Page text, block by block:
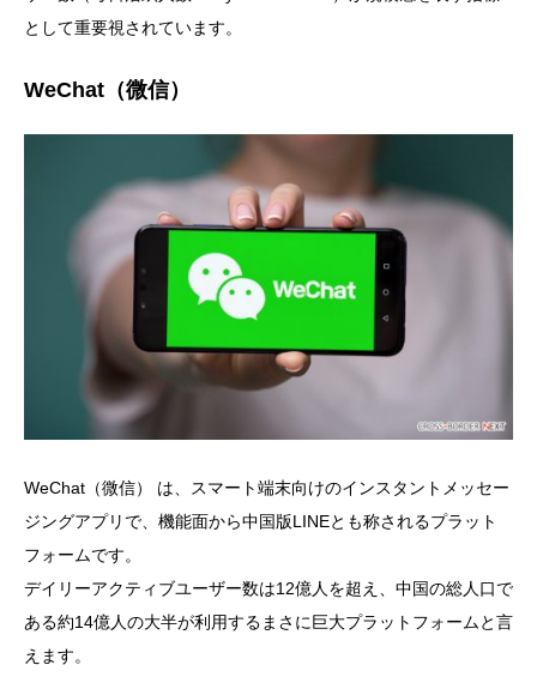
として重要視されています。
WeChat（微信）
WeChat（微信） は、スマート端末向けのインスタントメッセー
ジングアプリで、機能面から中国版LINEとも称されるプラット
フォームです。
デイリーアクティブユーザー数は12億人を超え、中国の総人口で
ある約14億人の大半が利用するまさに巨大プラットフォームと言
えます。